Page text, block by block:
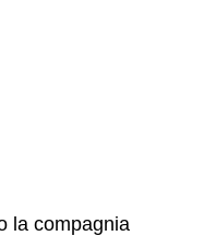
la compagnia